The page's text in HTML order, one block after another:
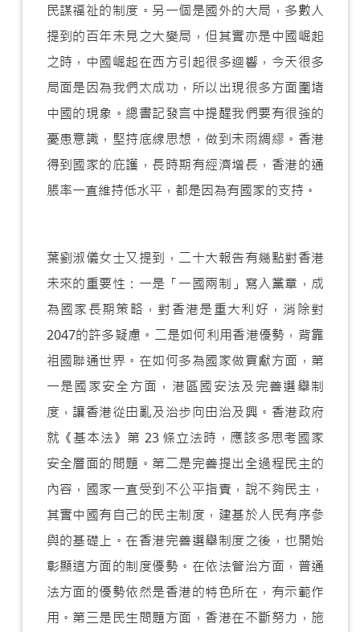
民謀福祉的制度。另一個是國外的大局，多數人
提到的百年未見之大變局，但其實亦是中國崛起
之時，中國崛起在西方引起很多迴響，今天很多
局面是因為我們太成功，所以出現很多方面圍堵
中國的現象。總書記發言中提醒我們要有很強的
憂患意識，堅持底線思想，做到未雨綢繆。香港
得到國家的庇護，長時期有經濟增長，香港的通
脹率一直維持低水平，都是因為有國家的支持。
葉劉淑儀女士又提到，二十大報告有幾點對香港
未來的重要性：一是「一國兩制」寫入黨章，成
為國家長期策略，對香港是重大利好，消除對
2047的許多疑慮。二是如何利用香港優勢，背靠
祖國聯通世界。在如何多為國家做貢獻方面，第
一是國家安全方面，港區國安法及完善選舉制
度，讓香港從由亂及治步向由治及興。香港政府
就《基本法》第 23 條立法時，應該多思考國家
安全層面的問題。第二是完善提出全過程民主的
內容，國家一直受到不公平指責，說不夠民主，
其實中國有自己的民主制度，建基於人民有序參
與的基礎上。在香港完善選舉制度之後，也開始
彰顯這方面的制度優勢。在依法管治方面，普通
法方面的優勢依然是香港的特色所在，有示範作
用。第三是民生問題方面，香港在不斷努力，施